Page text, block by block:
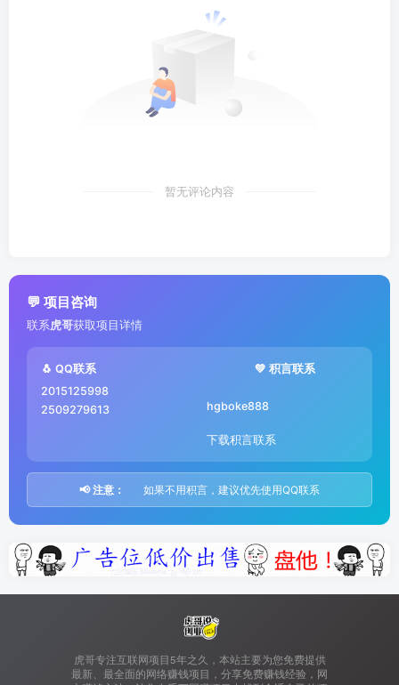
暂无评论内容
💬 项目咨询
联系 虎哥获取项目详情
🐧 QQ联系
2015125998
2509279613
💚 积言联系
hgboke888
下载积言联系
📢 注意： 如果不用积言，建议优先使用QQ联系
虎哥专注互联网项目5年之久，本站主要为您免费提供
最新、最全面的网络赚钱项目，分享免费赚钱经验，网